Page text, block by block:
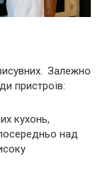
Залежно
пристроїв:
кухонь,
над